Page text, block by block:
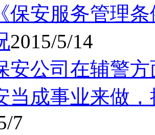
保安服务管理
2015/5/14
安公司在辅警
当成事业来做
7